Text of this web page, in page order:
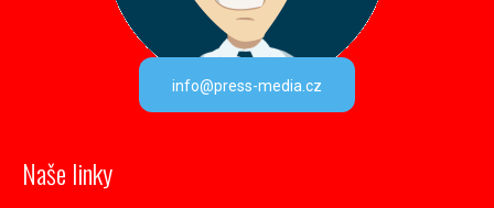
info@press-media.cz
Naše linky